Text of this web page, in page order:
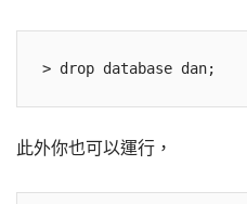
此外你也可以運行，